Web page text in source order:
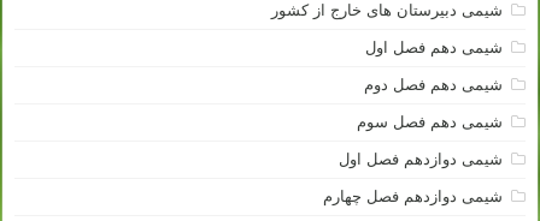
شیمی دبیرستان های خارج از کشور
شیمی دهم فصل اول
شیمی دهم فصل دوم
شیمی دهم فصل سوم
شیمی دوازدهم فصل اول
شیمی دوازدهم فصل چهارم